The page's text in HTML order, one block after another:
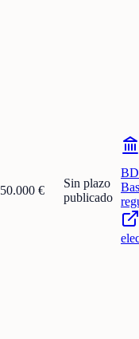
50.000 €
Sin plazo
publicado